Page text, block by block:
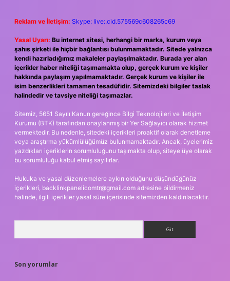
Reklam ve İletişim: Skype: live:.cid.575569c608265c69
Yasal Uyarı: Bu internet sitesi, herhangi bir marka, kurum veya
şahıs şirketi ile hiçbir bağlantısı bulunmamaktadır. Sitede yalnızca
kendi hazırladığımız makaleler paylaşılmaktadır. Burada yer alan
içerikler haber niteliği taşımamakta olup, gerçek kurum ve kişiler
hakkında paylaşım yapılmamaktadır. Gerçek kurum ve kişiler ile
isim benzerlikleri tamamen tesadüfidir. Sitemizdeki bilgiler taslak
halindedir ve tavsiye niteliği taşımazlar.
Sitemiz, 5651 Sayılı Kanun gereğince Bilgi Teknolojileri ve İletişim
Kurumu (BTK) tarafından onaylanmış bir Yer Sağlayıcı olarak hizmet
vermektedir. Bu nedenle, sitedeki içerikleri proaktif olarak denetleme
veya araştırma yükümlülüğümüz bulunmamaktadır. Ancak, üyelerimiz
yazdıkları içeriklerin sorumluluğunu taşımakta olup, siteye üye olarak
bu sorumluluğu kabul etmiş sayılırlar.
Hukuka ve yasal düzenlemelere aykırı olduğunu düşündüğünüz
içerikleri, backlinkpanelicomtr@gmail.com adresine bildirmeniz
halinde, ilgili içerikler yasal süre içerisinde sitemizden kaldırılacaktır.
Son yorumlar